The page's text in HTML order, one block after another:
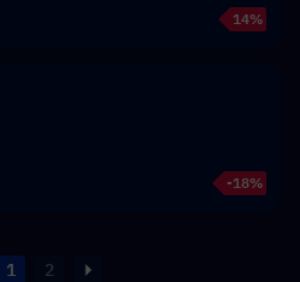
14%
-18%
1 2